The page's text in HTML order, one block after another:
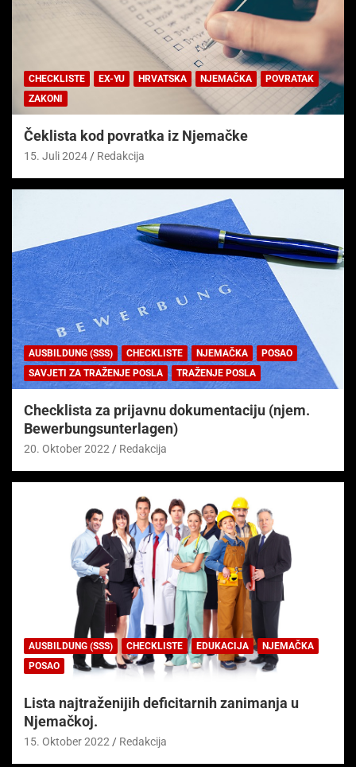
CHECKLISTE EX-YU HRVATSKA NJEMAČKA
POVRATAK
ZAKONI
Čeklista kod povratka iz Njemačke
15. Juli 2024 Redakcija
AUSBILDUNG (SSS) CHECKLISTE NJEMAČKA
POSAO
SAVJETI ZA TRAŽENJE POSLA
TRAŽENJE POSLA
Checklista za prijavnu dokumentaciju (njem.
Bewerbungsunterlagen)
20. Oktober 2022 Redakcija
AUSBILDUNG (SSS) CHECKLISTE EDUKACIJA
NJEMAČKA
POSAO
Lista najtraženijih deficitarnih zanimanja u
Njemačkoj.
15. Oktober 2022 Redakcija